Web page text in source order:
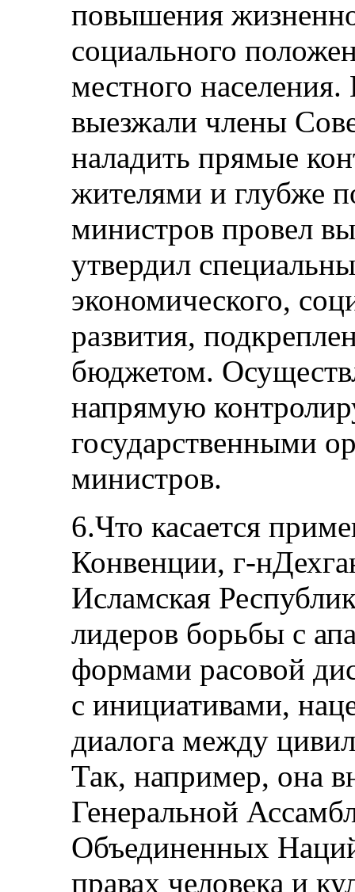
повышения
социального
местного
выезжали члены
наладить прямые
жителями и глубже
министров провел
утвердил
экономического,
развития,
бюджетом.
напрямую
государственными
министров.
6.Что касается
Конвенции,
Исламская
лидеров борьбы с
формами расовой
с инициативами,
диалога между
Так, например, она
Генеральной
Объединенных
правах человека и